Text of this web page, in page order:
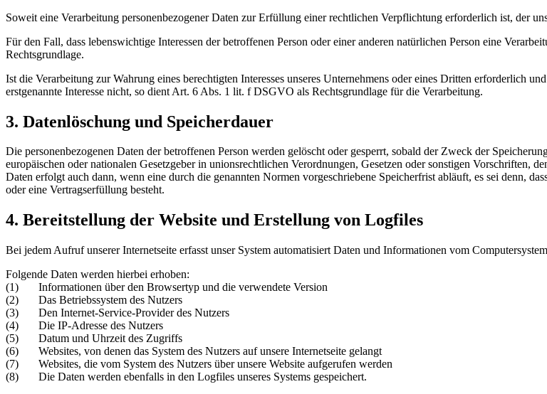
Soweit eine Verarbeitung personenbezogener Daten zur Erfüllung einer rechtlichen Verpflichtung erforderlich ist, der
Für den Fall, dass lebenswichtige Interessen der betroffenen Person oder einer anderen natürlichen Person eine
Rechtsgrundlage.
Ist die Verarbeitung zur Wahrung eines berechtigten Interesses unseres Unternehmens oder eines Dritten erforderlich
erstgenannte Interesse nicht, so dient Art. 6 Abs. 1 lit. f DSGVO als Rechtsgrundlage für die Verarbeitung.
3. Datenlöschung und Speicherdauer
Die personenbezogenen Daten der betroffenen Person werden gelöscht oder gesperrt, sobald der Zweck der
europäischen oder nationalen Gesetzgeber in unionsrechtlichen Verordnungen, Gesetzen oder sonstigen Vorschriften,
Daten erfolgt auch dann, wenn eine durch die genannten Normen vorgeschriebene Speicherfrist abläuft, es sei denn,
oder eine Vertragserfüllung besteht.
4. Bereitstellung der Website und Erstellung von Logfiles
Bei jedem Aufruf unserer Internetseite erfasst unser System automatisiert Daten und Informationen vom
Folgende Daten werden hierbei erhoben:
(1) Informationen über den Browsertyp und die verwendete Version
(2) Das Betriebssystem des Nutzers
(3) Den Internet-Service-Provider des Nutzers
(4) Die IP-Adresse des Nutzers
(5) Datum und Uhrzeit des Zugriffs
(6) Websites, von denen das System des Nutzers auf unsere Internetseite gelangt
(7) Websites, die vom System des Nutzers über unsere Website aufgerufen werden
(8) Die Daten werden ebenfalls in den Logfiles unseres Systems gespeichert.